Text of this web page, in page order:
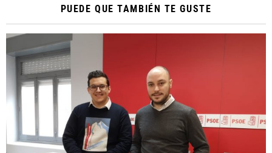
PUEDE QUE TAMBIÉN TE GUSTE